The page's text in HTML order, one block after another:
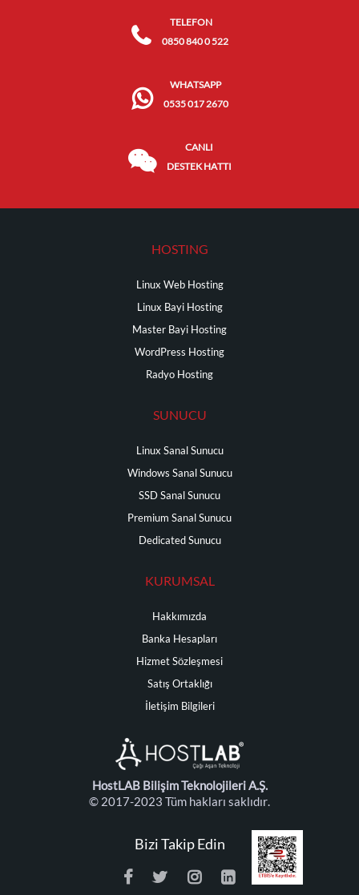
TELEFON
0850 840 0 522
WHATSAPP
0535 017 2670
CANLI
DESTEK HATTI
HOSTING
Linux Web Hosting
Linux Bayi Hosting
Master Bayi Hosting
WordPress Hosting
Radyo Hosting
SUNUCU
Linux Sanal Sunucu
Windows Sanal Sunucu
SSD Sanal Sunucu
Premium Sanal Sunucu
Dedicated Sunucu
KURUMSAL
Hakkımızda
Banka Hesapları
Hizmet Sözleşmesi
Satış Ortaklığı
İletişim Bilgileri
HostLAB Bilişim Teknolojileri A.Ş.
© 2017-2023 Tüm hakları saklıdır.
Bizi Takip Edin